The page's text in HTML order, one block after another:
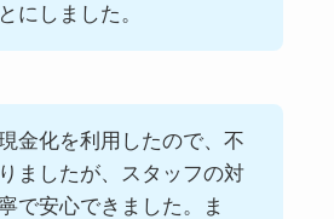
にしました。
金化を利用したので、不
ましたが、スタッフの対
で安心できました。ま